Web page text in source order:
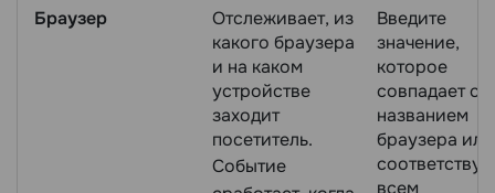
Браузер
Отслеживает, из
какого браузера
и на каком
устройстве
заходит
посетитель.
Событие
Введите
значение,
которое
совпадает с
названием
браузера или
всем